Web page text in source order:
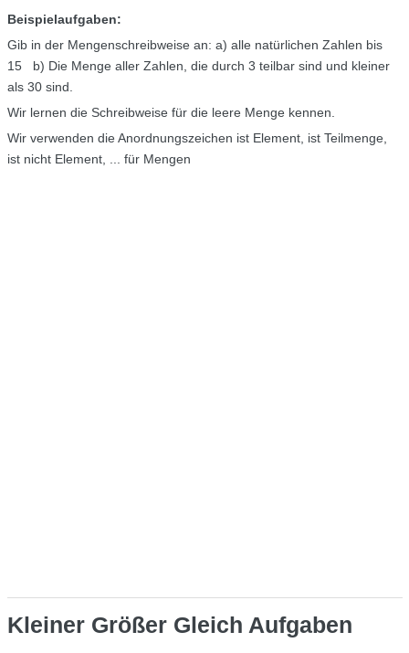
Beispielaufgaben:
Gib in der Mengenschreibweise an: a) alle natürlichen Zahlen bis
15 b) Die Menge aller Zahlen, die durch 3 teilbar sind und kleiner
als 30 sind.
Wir lernen die Schreibweise für die leere Menge kennen.
Wir verwenden die Anordnungszeichen ist Element, ist Teilmenge,
ist nicht Element, ... für Mengen
Kleiner Größer Gleich Aufgaben